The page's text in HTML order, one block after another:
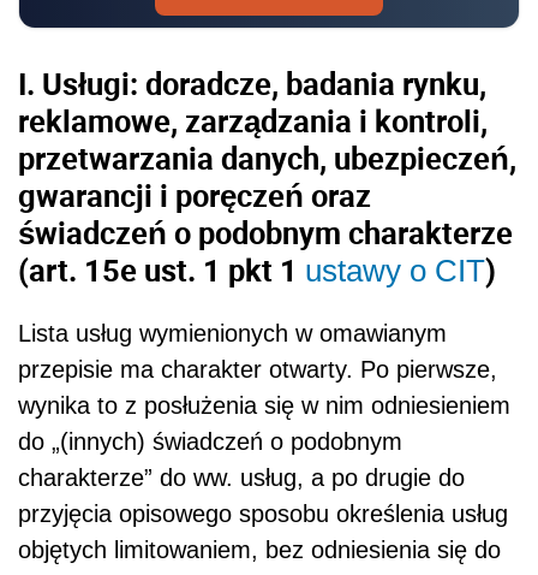
I. Usługi: doradcze, badania rynku,
reklamowe, zarządzania i kontroli,
przetwarzania danych, ubezpieczeń,
gwarancji i poręczeń oraz
świadczeń o podobnym charakterze
(art. 15e ust. 1 pkt 1 ustawy o CIT)
Lista usług wymienionych w omawianym
przepisie ma charakter otwarty. Po pierwsze,
wynika to z posłużenia się w nim odniesieniem
do „(innych) świadczeń o podobnym
charakterze” do ww. usług, a po drugie do
przyjęcia opisowego sposobu określenia usług
objętych limitowaniem, bez odniesienia się do